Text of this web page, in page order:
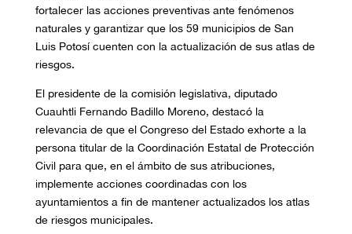
fortalecer las acciones preventivas ante fenómenos
naturales y garantizar que los 59 municipios de San
Luis Potosí cuenten con la actualización de sus atlas de
riesgos.
El presidente de la comisión legislativa, diputado
Cuauhtli Fernando Badillo Moreno, destacó la
relevancia de que el Congreso del Estado exhorte a la
persona titular de la Coordinación Estatal de Protección
Civil para que, en el ámbito de sus atribuciones,
implemente acciones coordinadas con los
ayuntamientos a fin de mantener actualizados los atlas
de riesgos municipales.